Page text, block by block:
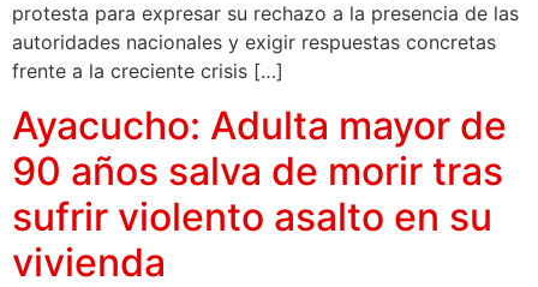
protesta para expresar su rechazo a la presencia de las
autoridades nacionales y exigir respuestas concretas
frente a la creciente crisis […]
Ayacucho: Adulta mayor de
90 años salva de morir tras
sufrir violento asalto en su
vivienda